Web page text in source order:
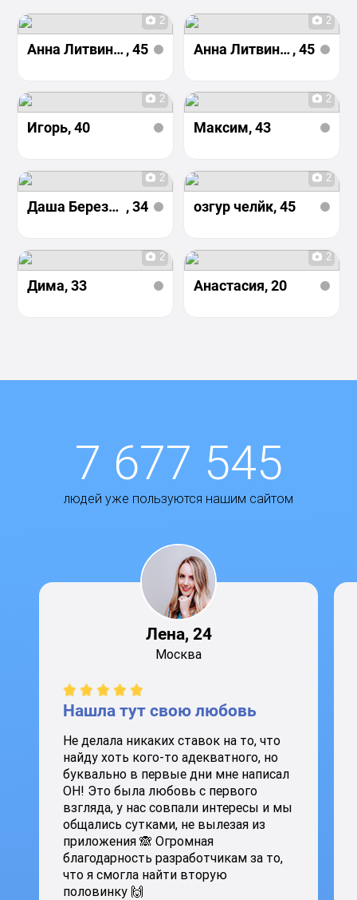
2
Анна Литвинова, 45
2
Анна Литвинова, 45
2
Игорь, 40
2
Максим, 43
2
Даша Березовская , 34
2
озгур челйк, 45
2
Дима, 33
2
Анастасия, 20
7 677 545
людей уже пользуются нашим сайтом
Лена, 24
Москва
Нашла тут свою любовь
Не делала никаких ставок на то, что
найду хоть кого-то адекватного, но
буквально в первые дни мне написал
ОН! Это была любовь с первого
взгляда, у нас совпали интересы и мы
общались сутками, не вылезая из
приложения 🙈 Огромная
благодарность разработчикам за то,
что я смогла найти вторую
половинку 🙌